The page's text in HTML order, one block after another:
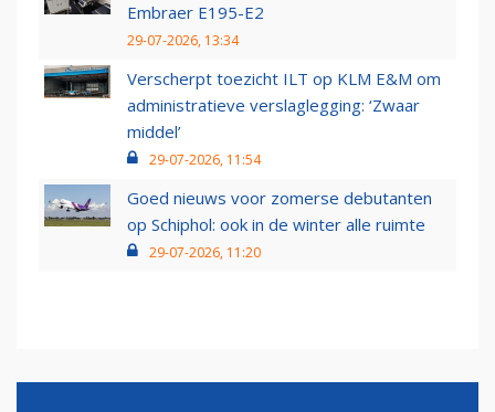
Embraer E195-E2
29-07-2026, 13:34
Verscherpt toezicht ILT op KLM E&M om
administratieve verslaglegging: ‘Zwaar
middel’
29-07-2026, 11:54
Goed nieuws voor zomerse debutanten
op Schiphol: ook in de winter alle ruimte
29-07-2026, 11:20